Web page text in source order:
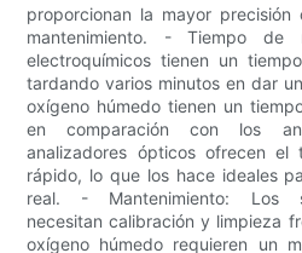
proporcionan la mayor precisión
mantenimiento. - Tiempo de
electroquímicos tienen un
tardando varios minutos en dar
oxígeno húmedo tienen un
en comparación con los
analizadores ópticos ofrecen el
rápido, lo que los hace ideales
real. - Mantenimiento: Los
necesitan calibración y limpieza
oxígeno húmedo requieren un